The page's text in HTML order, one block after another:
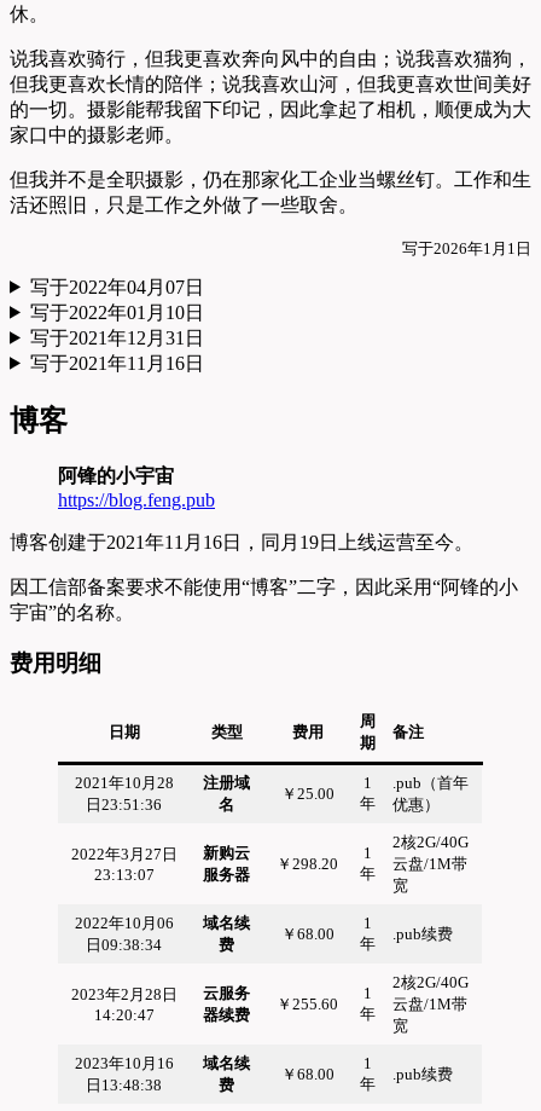
休。
说我喜欢骑行，但我更喜欢奔向风中的自由；说我喜欢猫狗，
但我更喜欢长情的陪伴；说我喜欢山河，但我更喜欢世间美好
的一切。摄影能帮我留下印记，因此拿起了相机，顺便成为大
家口中的摄影老师。
但我并不是全职摄影，仍在那家化工企业当螺丝钉。工作和生
活还照旧，只是工作之外做了一些取舍。
写于2026年1月1日
写于2022年04月07日
写于2022年01月10日
写于2021年12月31日
写于2021年11月16日
博客
阿锋的小宇宙
https://blog.feng.pub
博客创建于2021年11月16日，同月19日上线运营至今。
因工信部备案要求不能使用“博客”二字，因此采用“阿锋的小
宇宙”的名称。
费用明细
日期 类型 费用
周
期
备注
2021年10月28
日23:51:36
注册域
名
￥25.00
1
年
.pub（首年
优惠）
2022年3月27日
23:13:07
新购云
服务器
￥298.20
1
年
2核2G/40G
云盘/1M带
宽
2022年10月06
日09:38:34
域名续
费
￥68.00
1
年
.pub续费
2023年2月28日
14:20:47
云服务
器续费
￥255.60
1
年
2核2G/40G
云盘/1M带
宽
2023年10月16
日13:48:38
域名续
费
￥68.00
1
年
.pub续费